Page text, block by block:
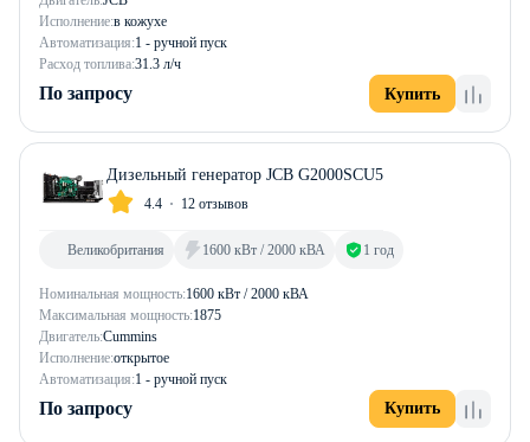
Исполнение:в кожухе
Автоматизация:1 - ручной пуск
Расход топлива:31.3 л/ч
По запросу Купить
Дизельный генератор JCB G2000SCU5
4.4 12 отзывов
Номинальная мощность:1600 кВт / 2000 кВА
Максимальная мощность:1875
Двигатель:Cummins
Исполнение:открытое
Автоматизация:1 - ручной пуск
Великобритания 1600 кВт / 2000 кВА 1 год
По запросу Купить